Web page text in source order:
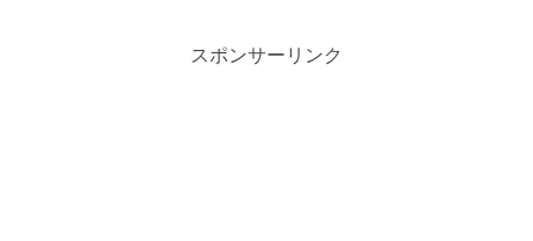
スポンサーリンク